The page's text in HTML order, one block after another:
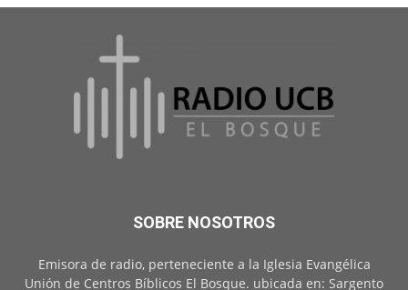
SOBRE NOSOTROS
Emisora de radio, perteneciente a la Iglesia Evangélica
Unión de Centros Bíblicos El Bosque. ubicada en: Sargento